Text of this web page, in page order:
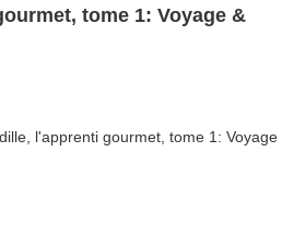
tome 1: Voyage &